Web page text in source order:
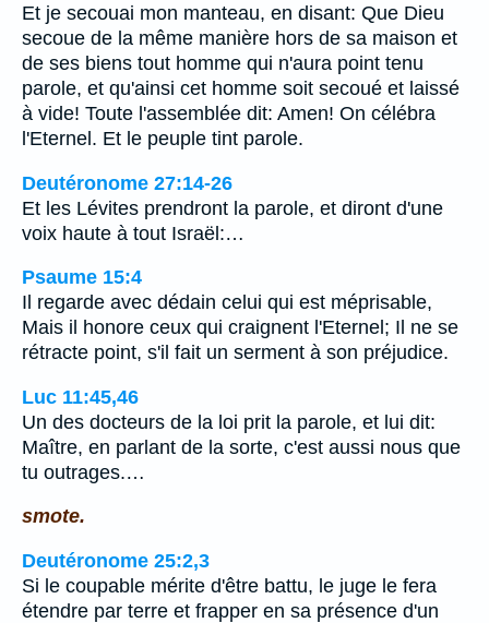
Et je secouai mon manteau, en disant: Que Dieu
secoue de la même manière hors de sa maison et
de ses biens tout homme qui n'aura point tenu
parole, et qu'ainsi cet homme soit secoué et laissé
à vide! Toute l'assemblée dit: Amen! On célébra
l'Eternel. Et le peuple tint parole.
Deutéronome 27:14-26
Et les Lévites prendront la parole, et diront d'une
voix haute à tout Israël:…
Psaume 15:4
Il regarde avec dédain celui qui est méprisable,
Mais il honore ceux qui craignent l'Eternel; Il ne se
rétracte point, s'il fait un serment à son préjudice.
Luc 11:45,46
Un des docteurs de la loi prit la parole, et lui dit:
Maître, en parlant de la sorte, c'est aussi nous que
tu outrages.…
smote.
Deutéronome 25:2,3
Si le coupable mérite d'être battu, le juge le fera
étendre par terre et frapper en sa présence d'un